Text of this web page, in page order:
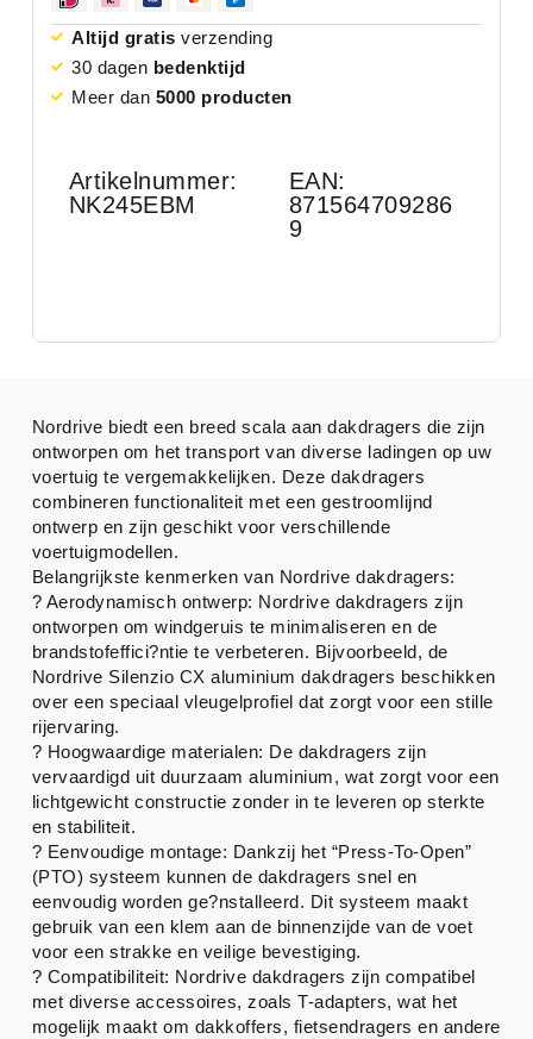
Altijd gratis verzending
30 dagen bedenktijd
Meer dan 5000 producten
Artikelnummer:
NK245EBM
EAN:
871564709286
9
Nordrive biedt een breed scala aan dakdragers die zijn
ontworpen om het transport van diverse ladingen op uw
voertuig te vergemakkelijken. Deze dakdragers
combineren functionaliteit met een gestroomlijnd
ontwerp en zijn geschikt voor verschillende
voertuigmodellen.
Belangrijkste kenmerken van Nordrive dakdragers:
? Aerodynamisch ontwerp: Nordrive dakdragers zijn
ontworpen om windgeruis te minimaliseren en de
brandstofeffici?ntie te verbeteren. Bijvoorbeeld, de
Nordrive Silenzio CX aluminium dakdragers beschikken
over een speciaal vleugelprofiel dat zorgt voor een stille
rijervaring.
? Hoogwaardige materialen: De dakdragers zijn
vervaardigd uit duurzaam aluminium, wat zorgt voor een
lichtgewicht constructie zonder in te leveren op sterkte
en stabiliteit.
? Eenvoudige montage: Dankzij het “Press-To-Open”
(PTO) systeem kunnen de dakdragers snel en
eenvoudig worden ge?nstalleerd. Dit systeem maakt
gebruik van een klem aan de binnenzijde van de voet
voor een strakke en veilige bevestiging.
? Compatibiliteit: Nordrive dakdragers zijn compatibel
met diverse accessoires, zoals T-adapters, wat het
mogelijk maakt om dakkoffers, fietsendragers en andere